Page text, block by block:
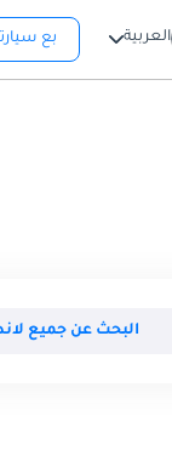
العربية بع
البحث عن جميع